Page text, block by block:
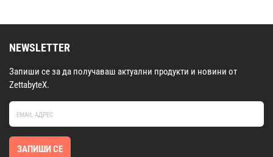
NEWSLETTER
Запиши се за да получаваш актуални продукти и новини от
ZettabyteX.
ЗАПИШИ СЕ